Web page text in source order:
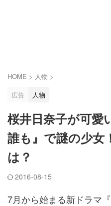
HOME > 人物 >
広告
人物
桜井日奈子が可愛
誰も』で謎の少女
は？
2016-08-15
7月から始まる新ドラマ